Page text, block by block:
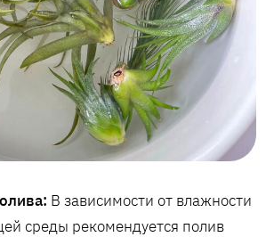
В зависимости от влажности
среды рекомендуется полив